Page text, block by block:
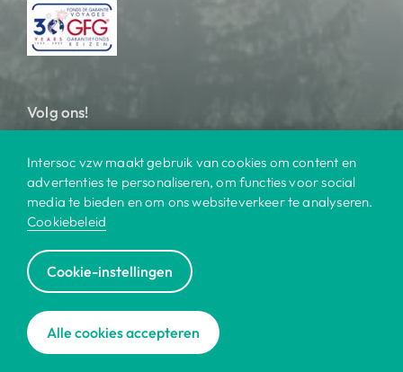
Volg ons!
© 2025 Intersoc
Bestemmingen | Contact |
Cookiebeleid | Disclaimer | Reisvoorwaarden
Intersoc vzw maakt gebruik van cookies om content en
advertenties te personaliseren, om functies voor social
media te bieden en om ons websiteverkeer te analyseren.
Cookiebeleid
Cookie-instellingen
Alle cookies accepteren